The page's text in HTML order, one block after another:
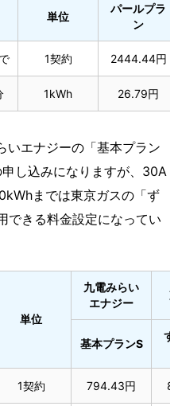
単位
パールプラ
ン
1契約 2444.44円
1kWh 26.79円
いエナジーの「基本プラン
し込みになりますが、30A
までは東京ガスの「ず
できる料金設定になってい
単位
九電みらい
エナジー
基本プランS
ず
1契約 794.43円